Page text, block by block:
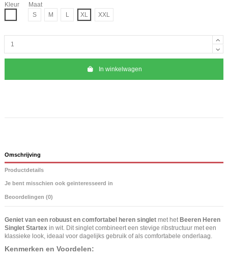
Kleur
Maat
S
M L XL XXL
In winkelwagen
Omschrijving
Productdetails
Je bent misschien ook geïnteresseerd in
Beoordelingen (0)
Geniet van een robuust en comfortabel heren singlet met het Beeren Heren
Singlet Startex in wit. Dit singlet combineert een stevige ribstructuur met een
klassieke look, ideaal voor dagelijks gebruik of als comfortabele onderlaag.
Kenmerken en Voordelen: